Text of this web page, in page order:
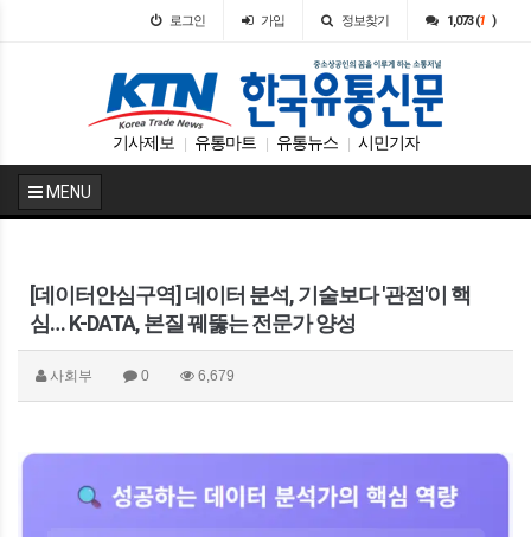
로그인 가입 정보찾기 1,073 (1 )
기사제보 유통마트 유통뉴스 시민기자
MENU
[데이터안심구역] 데이터 분석, 기술보다 '관점'이 핵
심… K-DATA, 본질 꿰뚫는 전문가 양성
사회부 0 6,679